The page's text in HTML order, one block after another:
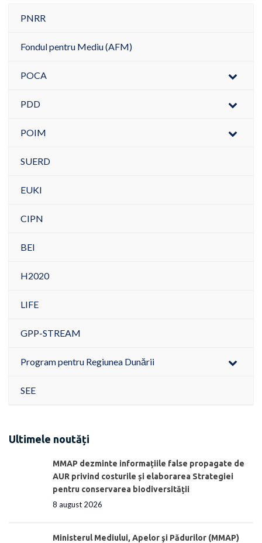
PNRR
Fondul pentru Mediu (AFM)
POCA
PDD
POIM
SUERD
EUKI
CIPN
BEI
H2020
LIFE
GPP-STREAM
Program pentru Regiunea Dunării
SEE
Ultimele noutăți
MMAP dezminte informațiile false propagate de
AUR privind costurile și elaborarea Strategiei
pentru conservarea biodiversității
8 august 2026
Ministerul Mediului, Apelor şi Pădurilor (MMAP)